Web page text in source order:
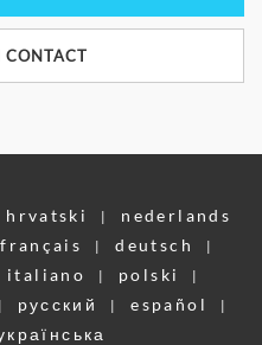
CONTACT
hrvatski | nederlands
français | deutsch |
italiano | polski |
| pусский | español |